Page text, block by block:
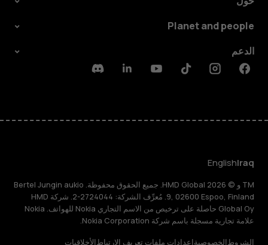
Planet and people
الدعم
Facebook
Instagram
Tiktok
Youtube
Linkedin
Discord
Iraq
English
TM و © 2026 HMD Global. جميع الحقوق محفوظة. Bertel Jungin aukio
9, 02600 Espoo, Finland. مُعرِّف الشركة: 2724044-2. شركة HMD
Global Oy حاصلة على ترخيص من الاسم التجاري Nokia للهواتف. Nokia
علامة تجارية مسجلة باسم شركة Nokia Corporation.
الشروطالخصوصيةإعدادات ملفات تعريف الارتباطالأخلاقيات